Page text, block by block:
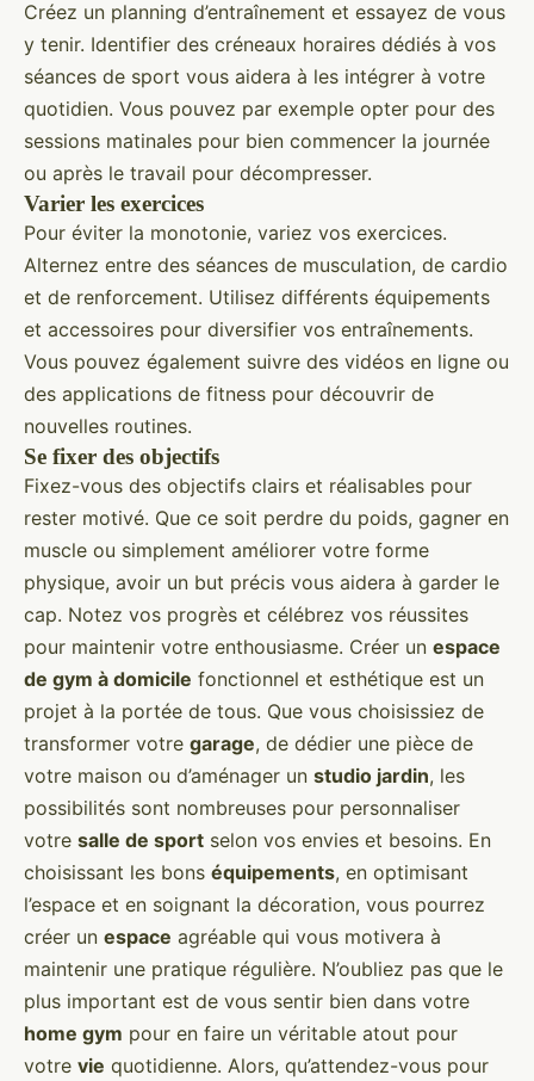
Créez un planning d’entraînement et essayez de vous
y tenir. Identifier des créneaux horaires dédiés à vos
séances de sport vous aidera à les intégrer à votre
quotidien. Vous pouvez par exemple opter pour des
sessions matinales pour bien commencer la journée
ou après le travail pour décompresser.
Varier les exercices
Pour éviter la monotonie, variez vos exercices.
Alternez entre des séances de musculation, de cardio
et de renforcement. Utilisez différents équipements
et accessoires pour diversifier vos entraînements.
Vous pouvez également suivre des vidéos en ligne ou
des applications de fitness pour découvrir de
nouvelles routines.
Se fixer des objectifs
Fixez-vous des objectifs clairs et réalisables pour
rester motivé. Que ce soit perdre du poids, gagner en
muscle ou simplement améliorer votre forme
physique, avoir un but précis vous aidera à garder le
cap. Notez vos progrès et célébrez vos réussites
pour maintenir votre enthousiasme. Créer un espace
de gym à domicile fonctionnel et esthétique est un
projet à la portée de tous. Que vous choisissiez de
transformer votre garage, de dédier une pièce de
votre maison ou d’aménager un studio jardin, les
possibilités sont nombreuses pour personnaliser
votre salle de sport selon vos envies et besoins. En
choisissant les bons équipements, en optimisant
l’espace et en soignant la décoration, vous pourrez
créer un espace agréable qui vous motivera à
maintenir une pratique régulière. N’oubliez pas que le
plus important est de vous sentir bien dans votre
home gym pour en faire un véritable atout pour
votre vie quotidienne. Alors, qu’attendez-vous pour